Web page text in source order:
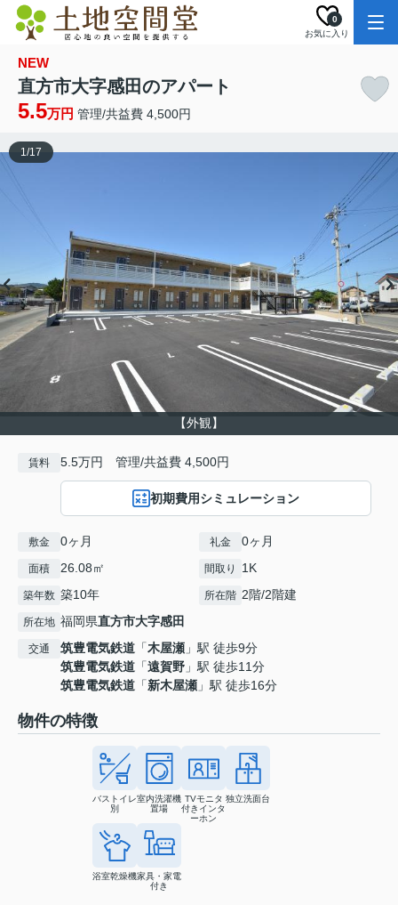
お気に入り
0
NEW
直方市大字感田のアパート
5.5万円 管理/共益費 4,500円
【外観】
1/17
賃料 5.5万円 管理/共益費 4,500円
初期費用シミュレーション
敷金 0ヶ月 礼金 0ヶ月
面積 26.08㎡ 間取り 1K
築年数 築10年 所在階 2階/2階建
所在地 福岡県直方市大字感田
交通 筑豊電気鉄道 「木屋瀬 」駅 徒歩9分
筑豊電気鉄道 「遠賀野 」駅 徒歩11分
筑豊電気鉄道 「新木屋瀬 」駅 徒歩16分
物件の特徴
バストイレ
別
室内洗濯機
置場
TVモニタ
付きインタ
ーホン
独立洗面台
浴室乾燥機家具・家電
付き